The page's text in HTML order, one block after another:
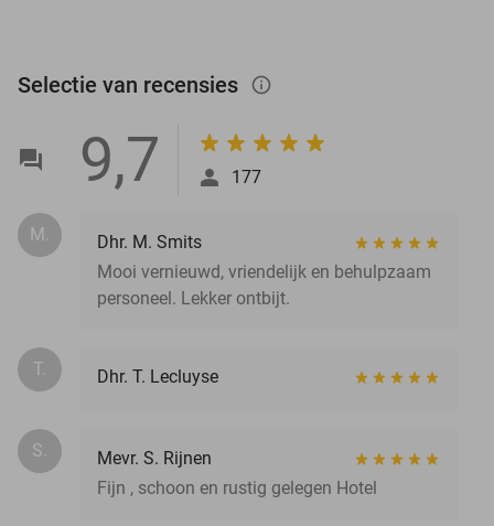
Selectie van recensies info_outlined
9,7 177
M.
Dhr. M. Smits
Mooi vernieuwd, vriendelijk en behulpzaam
personeel. Lekker ontbijt.
T. Dhr. T. Lecluyse
S.
Mevr. S. Rijnen
Fijn , schoon en rustig gelegen Hotel